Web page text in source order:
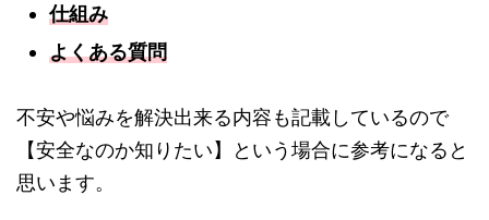
仕組み
よくある質問
不安や悩みを解決出来る内容も記載しているので
【安全なのか知りたい】という場合に参考になると
思います。